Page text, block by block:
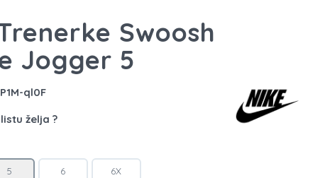
Swoosh
Jogger 5
ql0F
želja ?
5 6 6X